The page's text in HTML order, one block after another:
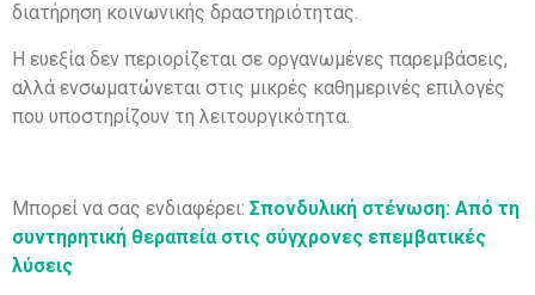
διατήρηση κοινωνικής δραστηριότητας.
Η ευεξία δεν περιορίζεται σε οργανωμένες παρεμβάσεις,
αλλά ενσωματώνεται στις μικρές καθημερινές επιλογές
που υποστηρίζουν τη λειτουργικότητα.
Μπορεί να σας ενδιαφέρει: Σπονδυλική στένωση: Από τη
συντηρητική θεραπεία στις σύγχρονες επεμβατικές
λύσεις